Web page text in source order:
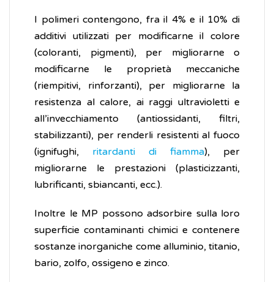
I polimeri contengono, fra il 4% e il 10% di
additivi utilizzati per modificarne il colore
(coloranti, pigmenti), per migliorarne o
modificarne le proprietà meccaniche
(riempitivi, rinforzanti), per migliorarne la
resistenza al calore, ai raggi ultravioletti e
all’invecchiamento (antiossidanti, filtri,
stabilizzanti), per renderli resistenti al fuoco
(ignifughi, ritardanti di fiamma), per
migliorarne le prestazioni (plasticizzanti,
lubrificanti, sbiancanti, ecc.).
Inoltre le MP possono adsorbire sulla loro
superficie contaminanti chimici e contenere
sostanze inorganiche come alluminio, titanio,
bario, zolfo, ossigeno e zinco.